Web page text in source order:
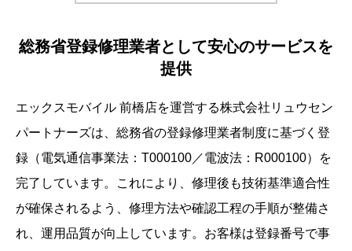
総務省登録修理業者として安心のサービスを
提供
エックスモバイル 前橋店を運営する株式会社リュウセン
パートナーズは、総務省の登録修理業者制度に基づく登
録（電気通信事業法：T000100／電波法：R000100）を
完了しています。これにより、修理後も技術基準適合性
が確保されるよう、修理方法や確認工程の手順が整備さ
れ、運用品質が向上しています。お客様は登録番号で事